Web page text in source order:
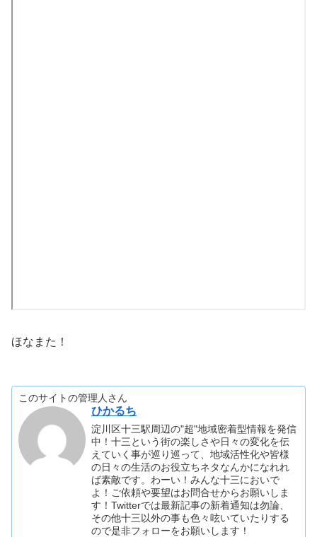
ほなまた！
このサイトの管理人さん
ひかるち
淀川区十三駅周辺の"超"地域密着型情報を発信
中！十三という街の楽しさや日々の変化を伝
えていく事が巡り巡って、地域活性化や皆様
の日々の生活のお役立ちネタなんかになれれ
ば素敵です。わーい！みんな十三においで
よ！ご依頼や要望はお問合せからお願いしま
す！Twitterでは最新記事の新着通知は勿論、
その他十三以外の事も色々呟いていたりする
ので是非フォローをお願いします！